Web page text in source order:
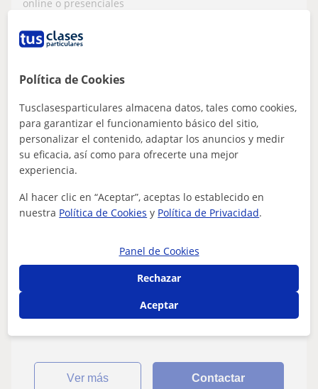
online o presenciales
12€/h 1ª clase gratis
Candela
Málaga Capital, El Borge
Profesora de francés
laboral en Francia en el sector de la comunicación. Nivel
alto de francés tanto hablad...
ver más Contactar
Política de Cookies
Tusclasesparticulares almacena datos, tales como cookies,
para garantizar el funcionamiento básico del sitio,
personalizar el contenido, adaptar los anuncios y medir
su eficacia, así como para ofrecerte una mejor
experiencia.
Al hacer clic en “Aceptar”, aceptas lo establecido en
nuestra Política de Cookies y Política de Privacidad.
Panel de Cookies
Rechazar
Aceptar